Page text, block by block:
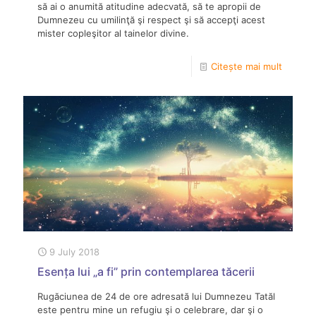
să ai o anumită atitudine adecvată, să te apropii de
Dumnezeu cu umilinţă şi respect şi să accepţi acest
mister copleşitor al tainelor divine.
Citește mai mult
9 July 2018
Esența lui „a fi” prin contemplarea tăcerii
Rugăciunea de 24 de ore adresată lui Dumnezeu Tatăl
este pentru mine un refugiu şi o celebrare, dar şi o